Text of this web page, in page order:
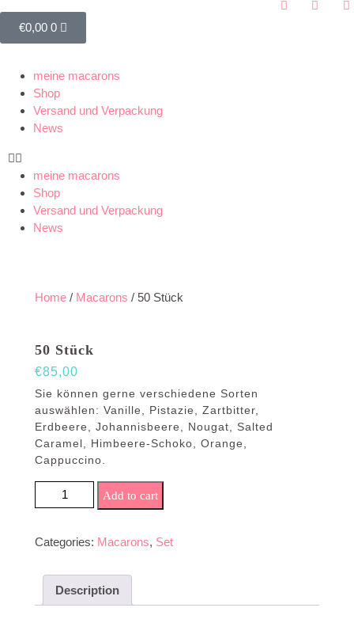
€0,00 0
meine macarons
Shop
Versand und Verpackung
News
meine macarons
Shop
Versand und Verpackung
News
Home / Macarons / 50 Stück
50 Stück
€85,00
Sie können gerne verschiedene Sorten
auswählen: Vanille, Pistazie, Zartbitter,
Erdbeere, Johannisbeere, Nougat, Salted
Caramel, Himbeere-Schoko, Orange,
Cappuccino.
Add to cart
Categories: Macarons, Set
Description